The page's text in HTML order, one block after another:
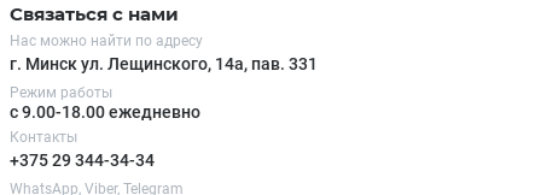
Связаться с нами
Нас можно найти по адресу
г. Минск ул. Лещинского, 14а, пав. 331
Режим работы
с 9.00-18.00 ежедневно
Контакты
+375 29 344-34-34
WhatsApp, Viber, Telegram